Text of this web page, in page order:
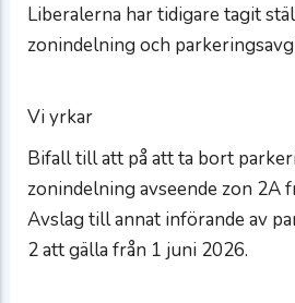
Liberalerna har tidigare tagit
zonindelning och
Vi yrkar
Bifall till att på att ta bort
zonindelning avseende zon 2A
Avslag till annat införande av
2 att gälla från 1 juni 2026.